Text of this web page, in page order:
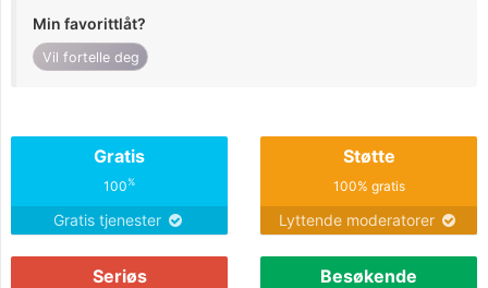
Min favorittlåt?
Vil fortelle deg
Gratis
100%
Gratis tjenester
Støtte
100% gratis
Lyttende moderatorer
Seriøs Besøkende